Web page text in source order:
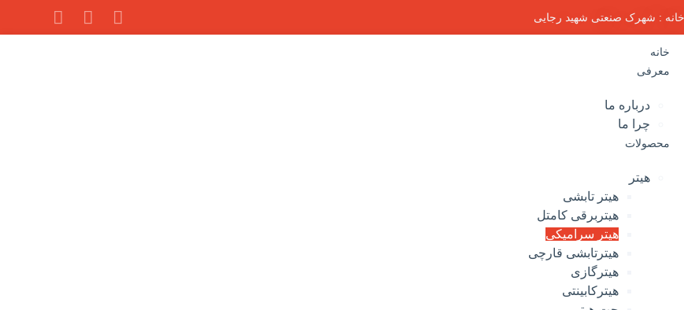
: شهرک صنعتی شهید رجایی
خانه
معرفی
درباره ما
چرا ما
محصولات
هیتر
هیتر تابشی
هیتربرقی کامتل
هیتر سرامیکی
هیترتابشی قارچی
هیترگازی
هیترکابینتی